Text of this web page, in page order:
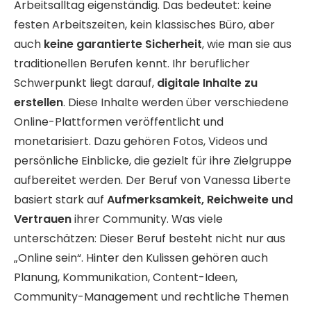
Arbeitsalltag eigenständig. Das bedeutet: keine
festen Arbeitszeiten, kein klassisches Büro, aber
auch keine garantierte Sicherheit, wie man sie aus
traditionellen Berufen kennt. Ihr beruflicher
Schwerpunkt liegt darauf, digitale Inhalte zu
erstellen. Diese Inhalte werden über verschiedene
Online-Plattformen veröffentlicht und
monetarisiert. Dazu gehören Fotos, Videos und
persönliche Einblicke, die gezielt für ihre Zielgruppe
aufbereitet werden. Der Beruf von Vanessa Liberte
basiert stark auf Aufmerksamkeit, Reichweite und
Vertrauenihrer Community. Was viele
unterschätzen: Dieser Beruf besteht nicht nur aus
„Online sein“. Hinter den Kulissen gehören auch
Planung, Kommunikation, Content-Ideen,
Community-Management und rechtliche Themen